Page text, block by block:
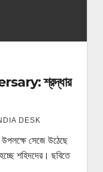
শ্রদ্ধার
DESK
উপলক্ষে সেজে উঠেছে
শহিদদের। ছবিতে